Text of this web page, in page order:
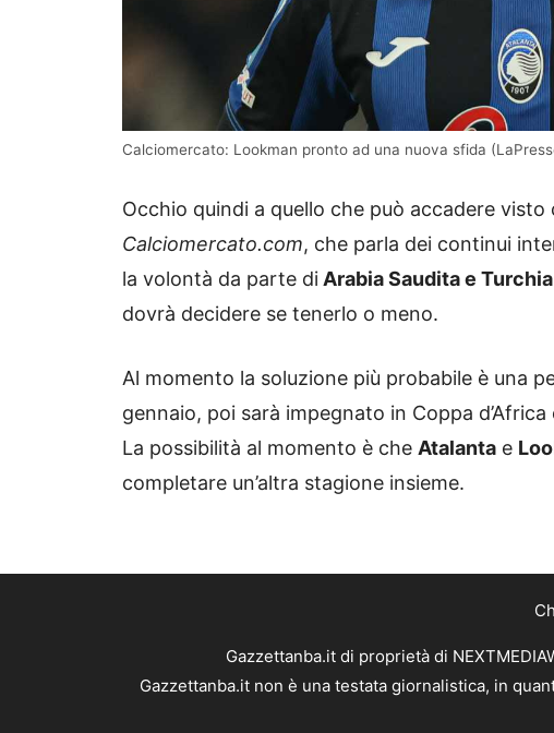
Calciomercato: Lookman pronto ad una nuova sfida
Occhio quindi a quello che può accadere
Calciomercato.com, che parla dei continui
la volontà da parte di Arabia Saudita e
dovrà decidere se tenerlo o meno.
Al momento la soluzione più probabile è una
gennaio, poi sarà impegnato in Coppa
La possibilità al momento è che Atalanta e
completare un’altra stagione insieme.
Gazzettanba.it di proprietà di
Gazzettanba.it non è una testata giornalistica, in